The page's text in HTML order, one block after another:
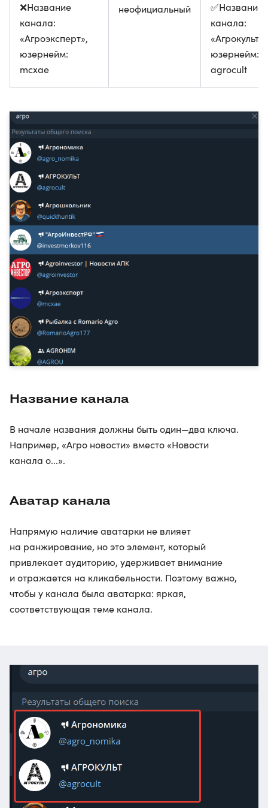
неофициальный
❌Название
канала:
«Агроэксперт»,
юзернейм:
mcxae
✅Название
канала:
«Агрокульт»,
юзернейм:
agrocult
Название канала
В начале названия должны быть один—два ключа.
Например, «Агро новости» вместо «Новости
канала о...».
Аватар канала
Напрямую наличие аватарки не влияет
на ранжирование, но это элемент, который
привлекает аудиторию, удерживает внимание
и отражается на кликабельности. Поэтому важно,
чтобы у канала была аватарка: яркая,
соответствующая теме канала.